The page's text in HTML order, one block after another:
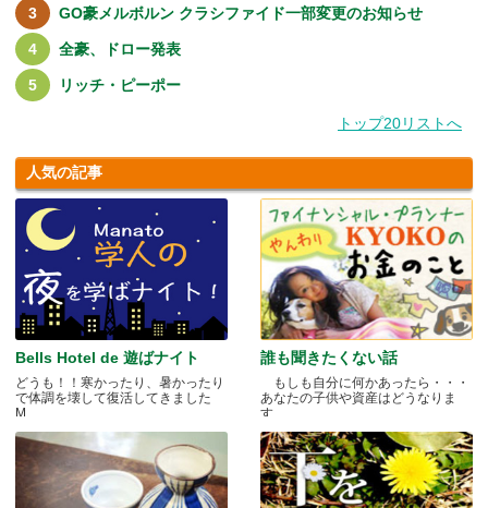
GO豪メルボルン クラシファイド一部変更のお知らせ
全豪、ドロー発表
リッチ・ピーポー
トップ20リストへ
人気の記事
Bells Hotel de 遊ばナイト
どうも！！寒かったり、暑かったり
で体調を壊して復活してきました
M.....
誰も聞きたくない話
もしも自分に何かあったら・・・
あなたの子供や資産はどうなりま
す.....